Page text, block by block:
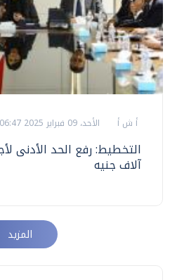
أ ش أ الأحد، 09 فبراير 2025 06:47 م
آلاف جنيه
المزيد